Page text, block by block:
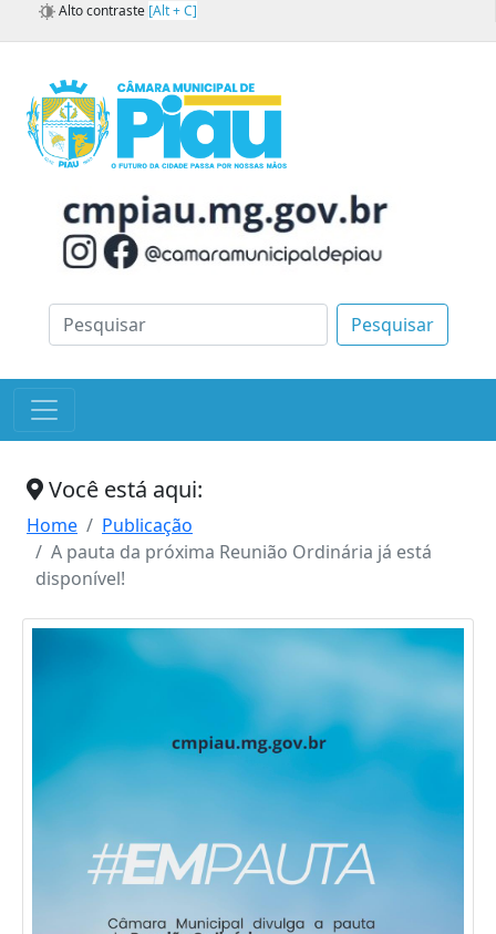
Alto contraste [Alt + C]
Pesquisar
Você está aqui:
Home
Publicação
A pauta da próxima Reunião Ordinária já está
disponível!